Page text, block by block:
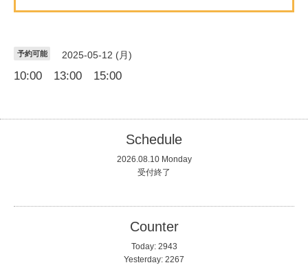
予約可能 2025-05-12 (月)
10:00 13:00 15:00
Schedule
2026.08.10 Monday
受付終了
Counter
Today: 2943
Yesterday: 2267